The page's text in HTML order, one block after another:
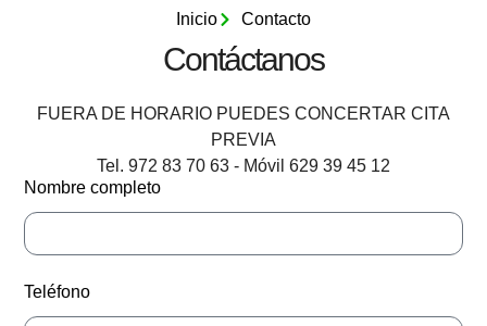
Inicio Contacto
Contáctanos
FUERA DE HORARIO PUEDES CONCERTAR CITA
PREVIA
Tel. 972 83 70 63 - Móvil 629 39 45 12
Nombre completo
Teléfono